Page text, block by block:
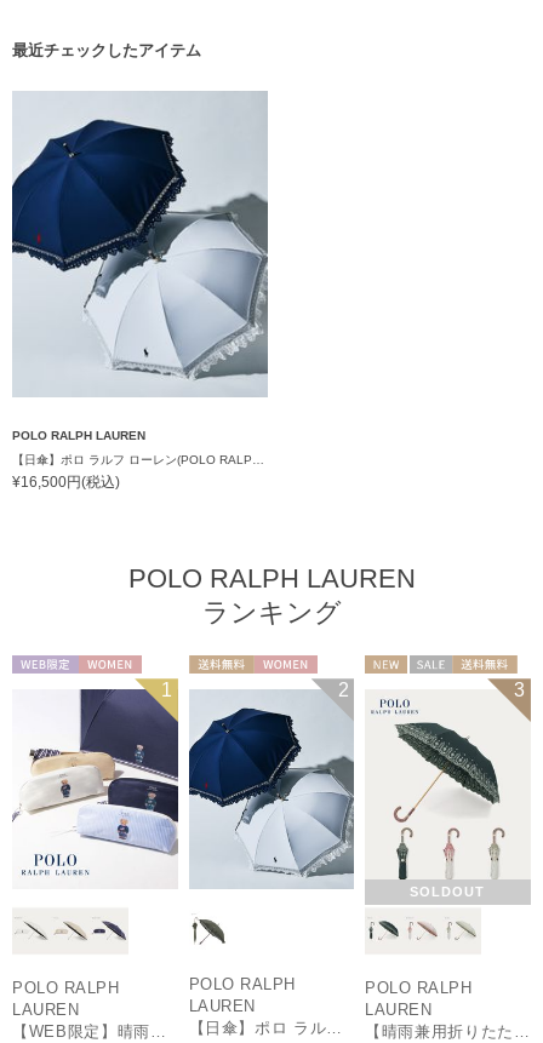
最近チェックしたアイテム
POLO RALPH LAUREN
¥16,500円(税込)
POLO RALPH LAUREN
ランキング
1
POLO RALPH
LAUREN
2
POLO RALPH
LAUREN
送料無料
ギフト向け
3
SOLDOUT
POLO RALPH
LAUREN